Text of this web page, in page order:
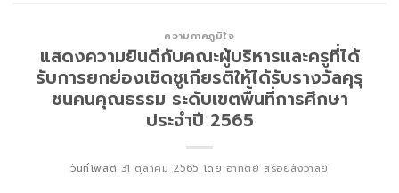
ความภาคภูมิใจ
แสดงความยินดีกับคณะผู้บริหารและครูที่ได้
รับการยกย่องเชิดชูเกียรติให้ได้รับรางวัลคุรุ
ชนคนคุณธรรม ระดับเขตพื้นที่การศึกษา
ประจำปี 2565
วันที่โพสต์ 31 ตุลาคม 2565 โดย อาทิตย์ สร้อยสังวาลย์